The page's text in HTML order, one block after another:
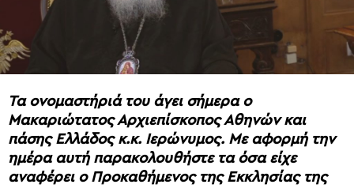
Τα ονομαστήριά του άγει σήμερα ο
Μακαριώτατος Αρχιεπίσκοπος Αθηνών και
πάσης Ελλάδος κ.κ. Ιερώνυμος. Με αφορμή την
ημέρα αυτή παρακολουθήστε τα όσα είχε
αναφέρει ο Προκαθήμενος της Εκκλησίας της